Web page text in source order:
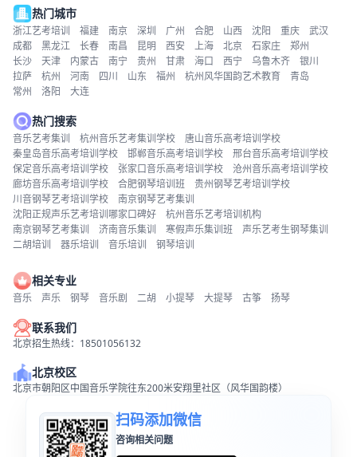
热门城市
浙江艺考培训 福建 南京 深圳 广州 合肥 山西 沈阳 重庆
武汉
成都
黑龙江 长春 南昌 昆明 西安 上海 北京 石家庄
郑州
长沙
天津 内蒙古 南宁 贵州 甘肃 海口 西宁 乌鲁木齐
银川
拉萨
杭州 河南 四川 山东 福州 杭州风华国韵艺术教育
青岛
常州
洛阳 大连
热门搜索
音乐艺考集训 杭州音乐艺考集训学校
唐山音乐高考培训学校
秦皇岛音乐高考培训学校
邯郸音乐高考培训学校
邢台音乐高考培训学校
保定音乐高考培训学校
张家口音乐高考培训学校
沧州音乐高考培训学校
廊坊音乐高考培训学校
合肥钢琴培训班
贵州钢琴艺考培训学校
川音钢琴艺考培训学校
南京钢琴艺考集训
沈阳正规声乐艺考培训哪家口碑好
杭州音乐艺考培训机构
南京钢琴艺考集训
济南音乐集训 寒假声乐集训班
声乐艺考生钢琴集训
二胡培训
器乐培训 音乐培训 钢琴培训
相关专业
音乐 声乐 钢琴 音乐剧 二胡 小提琴 大提琴 古筝 扬琴
联系我们
北京招生热线：18501056132
北京校区
北京市朝阳区中国音乐学院往东200米安翔里社区（风华国韵楼）
扫码添加微信
咨询相关问题